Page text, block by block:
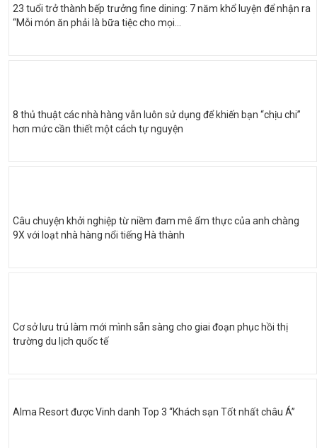
23 tuổi trở thành bếp trưởng fine dining: 7 năm khổ luyện để nhận ra
“Mỗi món ăn phải là bữa tiệc cho mọi...
8 thủ thuật các nhà hàng vẫn luôn sử dụng để khiến bạn “chịu chi”
hơn mức cần thiết một cách tự nguyện
Câu chuyện khởi nghiệp từ niềm đam mê ẩm thực của anh chàng
9X với loạt nhà hàng nổi tiếng Hà thành
Cơ sở lưu trú làm mới mình sẵn sàng cho giai đoạn phục hồi thị
trường du lịch quốc tế
Alma Resort được Vinh danh Top 3 “Khách sạn Tốt nhất châu Á”